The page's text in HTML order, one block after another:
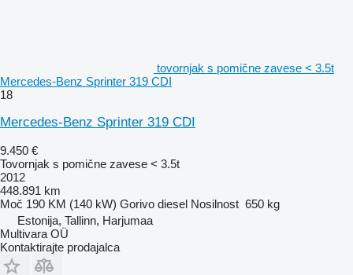
tovornjak s pomične zavese < 3.5t
Mercedes-Benz Sprinter 319 CDI
18
Mercedes-Benz Sprinter 319 CDI
9.450 €
Tovornjak s pomične zavese < 3.5t
2012
448.891 km
Moč 190 KM (140 kW) Gorivo diesel Nosilnost 650 kg
Estonija, Tallinn, Harjumaa
Multivara OÜ
Kontaktirajte prodajalca